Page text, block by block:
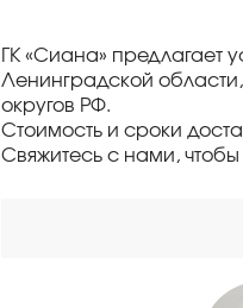
ГК «Сиана» предлагает
Ленинградской
округов РФ.
Стоимость и сроки
Свяжитесь с нами,